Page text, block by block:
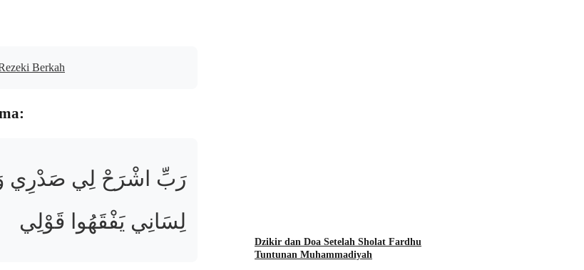
Berkah
رَبِّ اشْرَحْ لِي صَدْرِي
لِسَانِي يَفْقَهُوا قَوْلِي
Dzikir dan Doa Setelah Sholat Fardhu
Tuntunan Muhammadiyah